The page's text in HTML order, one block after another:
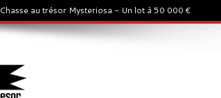
Chasse au trésor Mysteriosa - Un lot à 50 000 €